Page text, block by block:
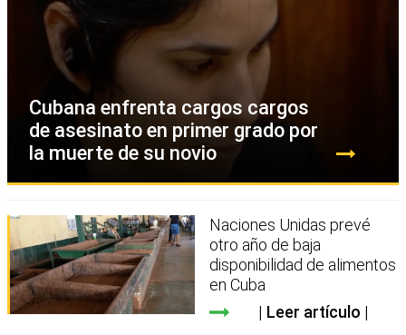
Cubana enfrenta cargos cargos
de asesinato en primer grado por
la muerte de su novio
Naciones Unidas prevé
otro año de baja
disponibilidad de alimentos
en Cuba
Leer artículo